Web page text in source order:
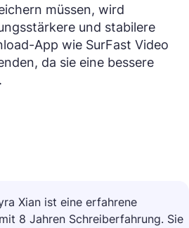
müssen, wird
und stabilere
App wie SurFast Video
da sie eine bessere
Xian ist eine erfahrene
8 Jahren Schreiberfahrung. Sie